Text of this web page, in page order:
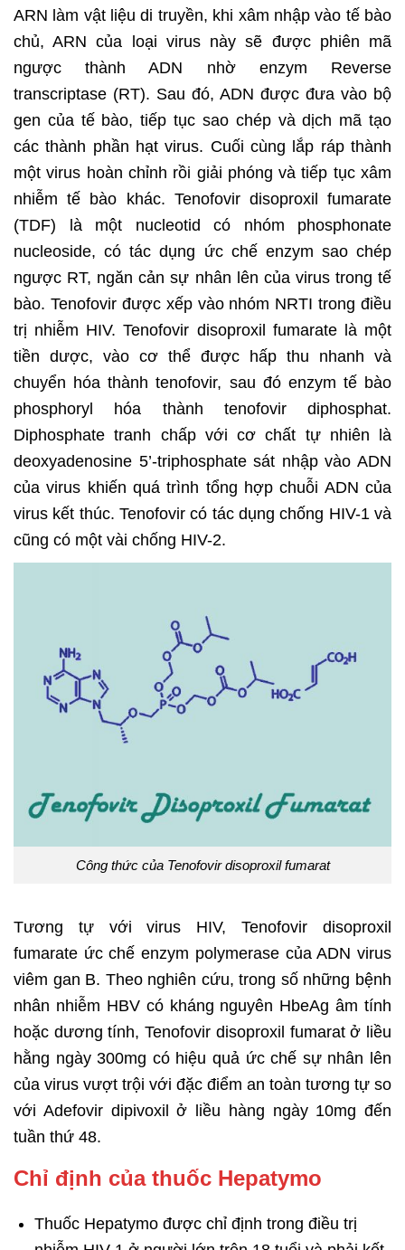
ARN làm vật liệu di truyền, khi xâm nhập vào tế bào
chủ, ARN của loại virus này sẽ được phiên mã
ngược thành ADN nhờ enzym Reverse
transcriptase (RT). Sau đó, ADN được đưa vào bộ
gen của tế bào, tiếp tục sao chép và dịch mã tạo
các thành phần hạt virus. Cuối cùng lắp ráp thành
một virus hoàn chỉnh rồi giải phóng và tiếp tục xâm
nhiễm tế bào khác. Tenofovir disoproxil fumarate
(TDF) là một nucleotid có nhóm phosphonate
nucleoside, có tác dụng ức chế enzym sao chép
ngược RT, ngăn cản sự nhân lên của virus trong tế
bào. Tenofovir được xếp vào nhóm NRTI trong điều
trị nhiễm HIV. Tenofovir disoproxil fumarate là một
tiền dược, vào cơ thể được hấp thu nhanh và
chuyển hóa thành tenofovir, sau đó enzym tế bào
phosphoryl hóa thành tenofovir diphosphat.
Diphosphate tranh chấp với cơ chất tự nhiên là
deoxyadenosine 5’-triphosphate sát nhập vào ADN
của virus khiến quá trình tổng hợp chuỗi ADN của
virus kết thúc. Tenofovir có tác dụng chống HIV-1 và
cũng có một vài chống HIV-2.
Công thức của Tenofovir disoproxil fumarat
Tương tự với virus HIV, Tenofovir disoproxil
fumarate ức chế enzym polymerase của ADN virus
viêm gan B. Theo nghiên cứu, trong số những bệnh
nhân nhiễm HBV có kháng nguyên HbeAg âm tính
hoặc dương tính, Tenofovir disoproxil fumarat ở liều
hằng ngày 300mg có hiệu quả ức chế sự nhân lên
của virus vượt trội với đặc điểm an toàn tương tự so
với Adefovir dipivoxil ở liều hàng ngày 10mg đến
tuần thứ 48.
Chỉ định của thuốc Hepatymo
Thuốc Hepatymo được chỉ định trong điều trị